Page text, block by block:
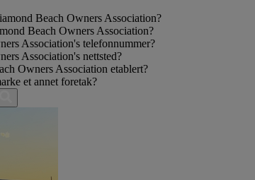
Beach Owners Association?
Beach Owners Association?
Association's telefonnummer?
Association's nettsted?
Owners Association etablert?
et annet foretak?